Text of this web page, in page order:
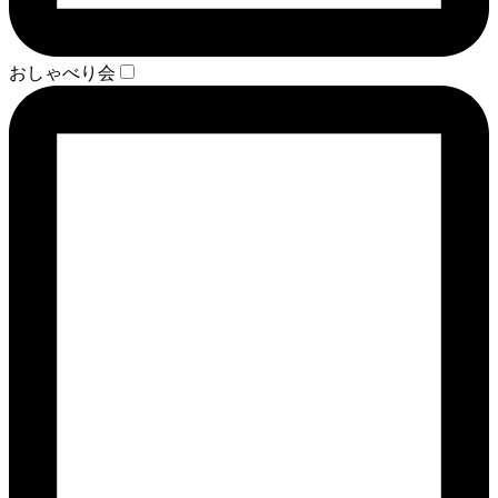
おしゃべり会